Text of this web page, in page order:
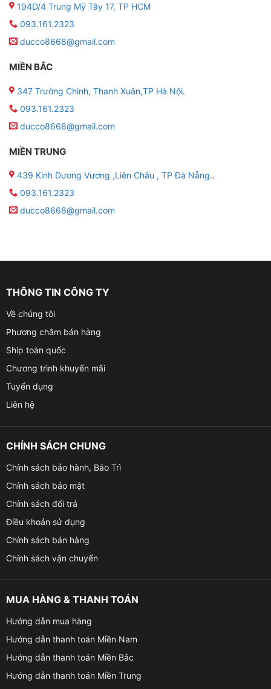
194D/4 Trung Mỹ Tây 17, TP HCM
093.161.2323
ducco8668@gmail.com
MIỀN BẮC
347 Trường Chinh, Thanh Xuân,TP Hà Nội.
093.161.2323
ducco8668@gmail.com
MIỀN TRUNG
439 Kinh Dương Vương ,Liên Châu , TP Đà Nẵng..
093.161.2323
ducco8668@gmail.com
THÔNG TIN CÔNG TY
Về chúng tôi
Phương châm bán hàng
Ship toàn quốc
Chương trình khuyến mãi
Tuyển dụng
Liên hệ
CHÍNH SÁCH CHUNG
Chính sách bảo hành, Bảo Trì
Chính sách bảo mật
Chính sách đổi trả
Điều khoản sử dụng
Chính sách bán hàng
Chính sách vận chuyển
MUA HÀNG & THANH TOÁN
Hướng dẫn mua hàng
Hướng dẫn thanh toán Miền Nam
Hướng dẫn thanh toán Miền Bắc
Hướng dẫn thanh toán Miền Trung